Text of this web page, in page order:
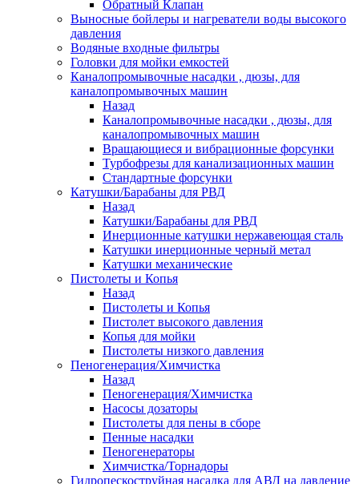
Обратный Клапан
Выносные бойлеры и нагреватели воды высокого
давления
Водяные входные фильтры
Головки для мойки емкостей
Каналопромывочные насадки , дюзы, для
каналопромывочных машин
Назад
Каналопромывочные насадки , дюзы, для
каналопромывочных машин
Вращающиеся и вибрационные форсунки
Турбофрезы для канализационных машин
Стандартные форсунки
Катушки/Барабаны для РВД
Назад
Катушки/Барабаны для РВД
Инерционные катушки нержавеющая сталь
Катушки инерционные черный метал
Катушки механические
Пистолеты и Копья
Назад
Пистолеты и Копья
Пистолет высокого давления
Копья для мойки
Пистолеты низкого давления
Пеногенерация/Химчистка
Назад
Пеногенерация/Химчистка
Насосы дозаторы
Пистолеты для пены в сборе
Пенные насадки
Пеногенераторы
Химчистка/Торнадоры
Гидропескоструйная насадка для АВД на давление